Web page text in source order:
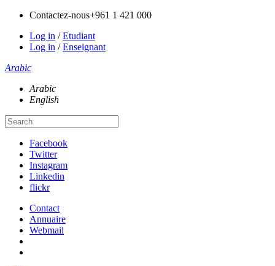
Contactez-nous+961 1 421 000
Log in /Etudiant
Log in /Enseignant
Arabic
Arabic
English
Facebook
Twitter
Instagram
Linkedin
flickr
Contact
Annuaire
Webmail